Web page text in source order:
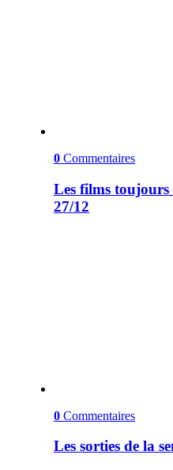
0 Commentaires
Les films toujours
27/12
0 Commentaires
Les sorties de la